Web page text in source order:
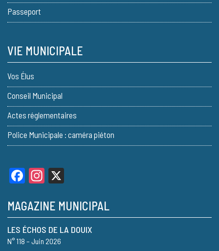
Passeport
VIE MUNICIPALE
Vos Élus
Conseil Municipal
Actes réglementaires
Police Municipale : caméra piéton
FacebookInstagram
MAGAZINE MUNICIPAL
LES ÉCHOS DE LA DOUIX
N° 118 – Juin 2026